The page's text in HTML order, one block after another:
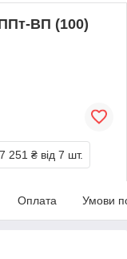
ВП (100)
7 251 ₴ від 7 шт.
Оплата Умови